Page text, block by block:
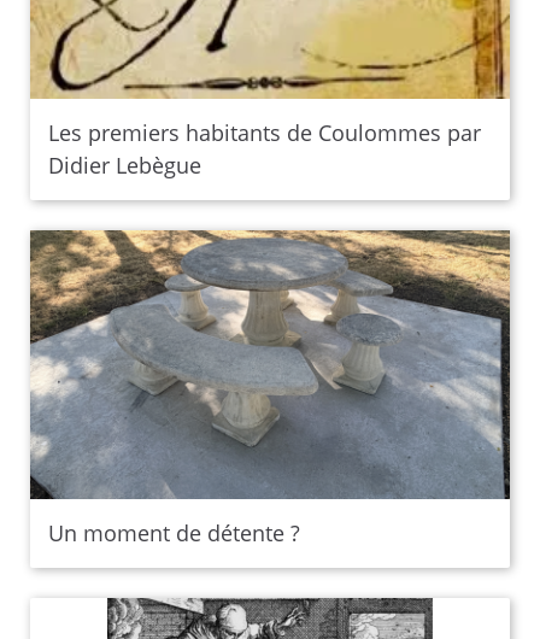
Les premiers habitants de Coulommes par
Didier Lebègue
Un moment de détente ?